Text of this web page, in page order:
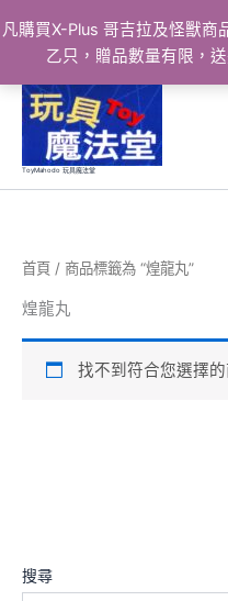
凡購買X-Plus 哥吉拉及怪獸商
乙只，贈品數量有限，
ToyMahodo 玩具魔法堂
搜尋
首頁 / 商品標籤為 “煌龍丸”
煌龍丸
找不到符合您選擇